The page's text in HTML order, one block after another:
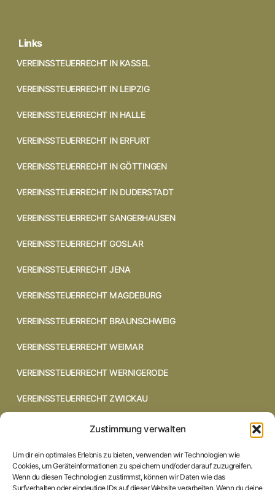
Zustimmung verwalten
Um dir ein optimales Erlebnis zu bieten, verwenden wir Technologien wie
Cookies, um Geräteinformationen zu speichern und/oder darauf zuzugreifen.
Wenn du diesen Technologien zustimmst, können wir Daten wie das
Surfverhalten oder eindeutige IDs auf dieser Website verarbeiten. Wenn du deine
Links
VEREINSSTEUERRECHT IN KASSEL
VEREINSSTEUERRECHT IN LEIPZIG
VEREINSSTEUERRECHT IN HALLE
VEREINSSTEUERRECHT IN ERFURT
VEREINSSTEUERRECHT IN GÖTTINGEN
VEREINSSTEUERRECHT IN DUDERSTADT
VEREINSSTEUERRECHT SANGERHAUSEN
VEREINSSTEUERRECHT GOSLAR
VEREINSSTEUERRECHT JENA
VEREINSSTEUERRECHT MAGDEBURG
VEREINSSTEUERRECHT BRAUNSCHWEIG
VEREINSSTEUERRECHT WEIMAR
VEREINSSTEUERRECHT WERNIGERODE
VEREINSSTEUERRECHT ZWICKAU
VEREINSSTEUERRECHT CHEMNITZ
VEREINSSTEUERRECHT DRESDEN
VEREINSSTEUERRECHT COTTBUS